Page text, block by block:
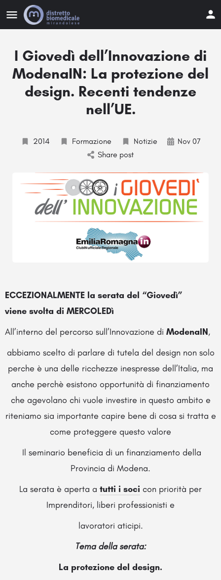
I Giovedì dell’Innovazione di
ModenaIN: La protezione del
design. Recenti tendenze
nell’UE.
2014 Formazione Notizie
Nov 07
Share post
ECCEZIONALMENTE la serata del “Giovedì”
viene svolta di MERCOLEDì
All’interno del percorso sull’Innovazione di ModenaIN,
abbiamo scelto di parlare di tutela del design non solo
perche è una delle ricchezze inespresse dell’Italia, ma
anche perchè esistono opportunità di finanziamento
che agevolano chi vuole investire in questo ambito e
riteniamo sia importante capire bene di cosa si tratta e
come proteggere questo valore
Il seminario beneficia di un finanziamento della
Provincia di Modena.
La serata è aperta a tutti i soci con priorità per
Imprenditori, liberi professionisti e
lavoratori aticipi.
Tema della serata:
La protezione del design.